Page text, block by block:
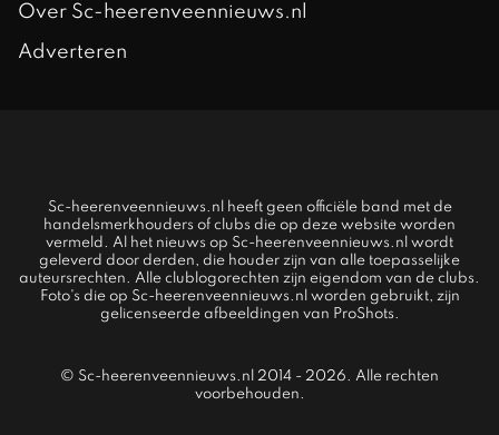
Over Sc-heerenveennieuws.nl
Adverteren
Sc-heerenveennieuws.nl heeft geen officiële band met de
handelsmerkhouders of clubs die op deze website worden
vermeld. Al het nieuws op Sc-heerenveennieuws.nl wordt
geleverd door derden, die houder zijn van alle toepasselijke
auteursrechten. Alle clublogorechten zijn eigendom van de clubs.
Foto's die op Sc-heerenveennieuws.nl worden gebruikt, zijn
gelicenseerde afbeeldingen van ProShots.
© Sc-heerenveennieuws.nl 2014 - 2026. Alle rechten
voorbehouden.